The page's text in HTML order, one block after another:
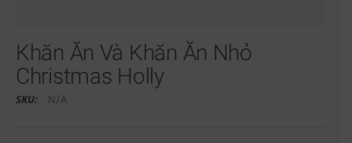
Khăn Ăn Và Khăn Ăn Nhỏ
Christmas Holly
SKU: N/A